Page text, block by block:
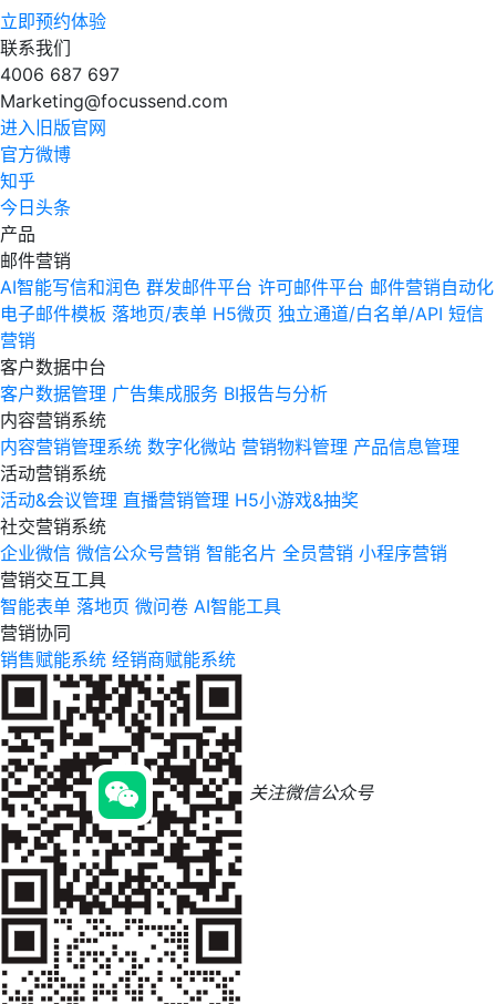
立即预约体验
联系我们
4006 687 697
Marketing@focussend.com
进入旧版官网
官方微博
知乎
今日头条
产品
邮件营销
AI智能写信和润色 群发邮件平台 许可邮件平台 邮件营销自动化
电子邮件模板 落地页/表单 H5微页 独立通道/白名单/API 短信
营销
客户数据中台
客户数据管理 广告集成服务 BI报告与分析
内容营销系统
内容营销管理系统 数字化微站 营销物料管理 产品信息管理
活动营销系统
活动&会议管理 直播营销管理 H5小游戏&抽奖
社交营销系统
企业微信 微信公众号营销 智能名片 全员营销 小程序营销
营销交互工具
智能表单 落地页 微问卷 AI智能工具
营销协同
销售赋能系统 经销商赋能系统
关注微信公众号